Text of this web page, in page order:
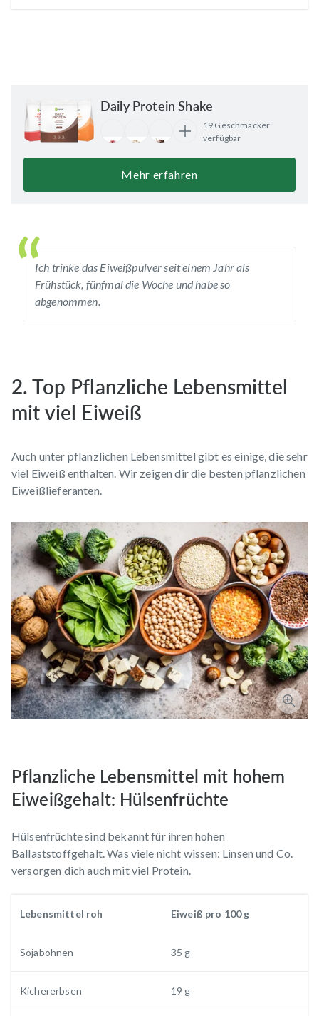
Daily Protein Shake
19 Geschmäcker
verfügbar
Mehr erfahren
Ich trinke das Eiweißpulver seit einem Jahr als
Frühstück, fünfmal die Woche und habe so
abgenommen.
2. Top Pflanzliche Lebensmittel
mit viel Eiweiß
Auch unter pflanzlichen Lebensmittel gibt es einige, die sehr
viel Eiweiß enthalten. Wir zeigen dir die besten pflanzlichen
Eiweißlieferanten.
Pflanzliche Lebensmittel mit hohem
Eiweißgehalt: Hülsenfrüchte
Hülsenfrüchte sind bekannt für ihren hohen
Ballaststoffgehalt. Was viele nicht wissen: Linsen und Co.
versorgen dich auch mit viel Protein.
Lebensmittel roh Eiweiß pro 100 g
Sojabohnen 35 g
Kichererbsen 19 g